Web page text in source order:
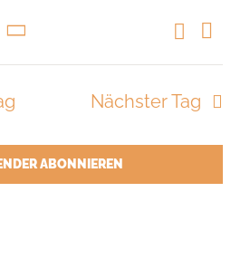
und
Suche
Tag
Nächster Tag
ABONNIEREN